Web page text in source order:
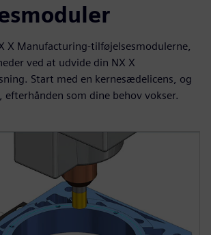
X Manufacturing-tilføjelsesmodulerne,
ved at udvide din NX X
Start med en kernesædelicens, og
efterhånden som dine behov vokser.